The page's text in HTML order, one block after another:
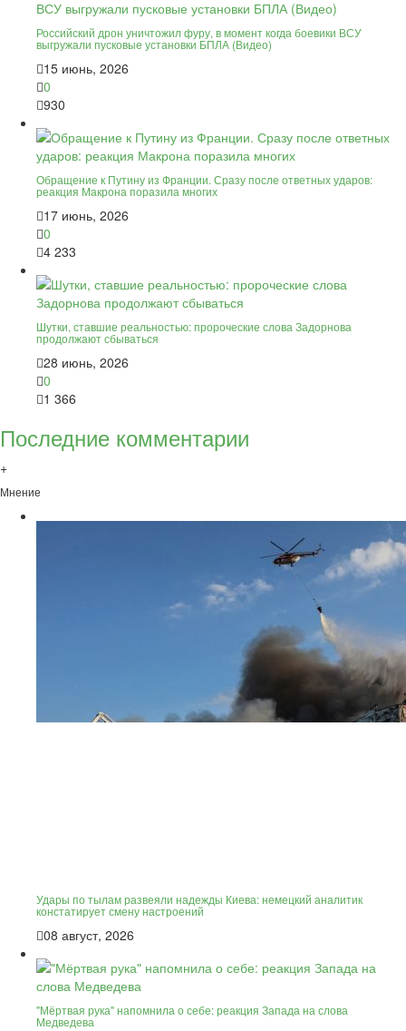
Российский дрон уничтожил фуру, в момент когда боевики ВСУ
выгружали пусковые установки БПЛА (Видео)
15 июнь, 2026
0
930
Обращение к Путину из Франции. Сразу после ответных ударов:
реакция Макрона поразила многих
17 июнь, 2026
0
4 233
Шутки, ставшие реальностью: пророческие слова Задорнова
продолжают сбываться
28 июнь, 2026
0
1 366
Последние комментарии
+
Мнение
Удары по тылам развеяли надежды Киева: немецкий аналитик
констатирует смену настроений
08 август, 2026
"Мёртвая рука" напомнила о себе: реакция Запада на слова
Медведева